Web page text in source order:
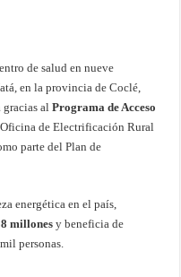
de salud en nueve
en la provincia de Coclé,
gracias alPrograma de Acceso
de Electrificación Rural
parte del Plan de
energética en el país,
millonesy beneficia de
personas.